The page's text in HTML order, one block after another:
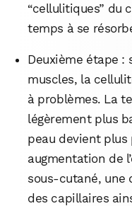
“cellulitiques” du
temps à se
Deuxième étape :
muscles, la
à problèmes. La
légèrement plus
peau devient plus
augmentation de
sous-cutané, une
des capillaires